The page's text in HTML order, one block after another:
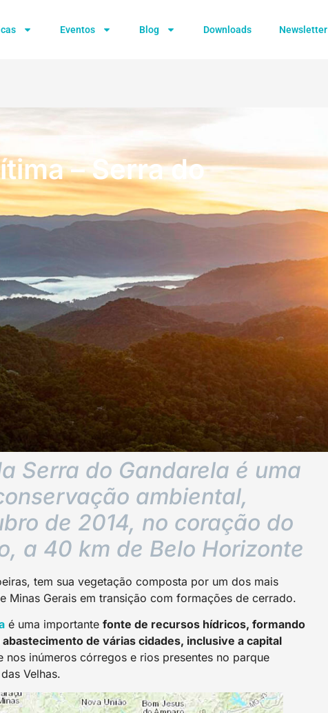
Eventos Blog Downloads Newsletter
– Serra do
Serra do Gandarela é uma
ambiental,
de 2014, no coração do
a 40 km de Belo Horizonte
tem sua vegetação composta por um dos mais
Minas Gerais em transição com formações de cerrado.
é uma importante fonte de recursos hídricos, formando
de várias cidades, inclusive a capital
nos inúmeros córregos e rios presentes no parque
Velhas.